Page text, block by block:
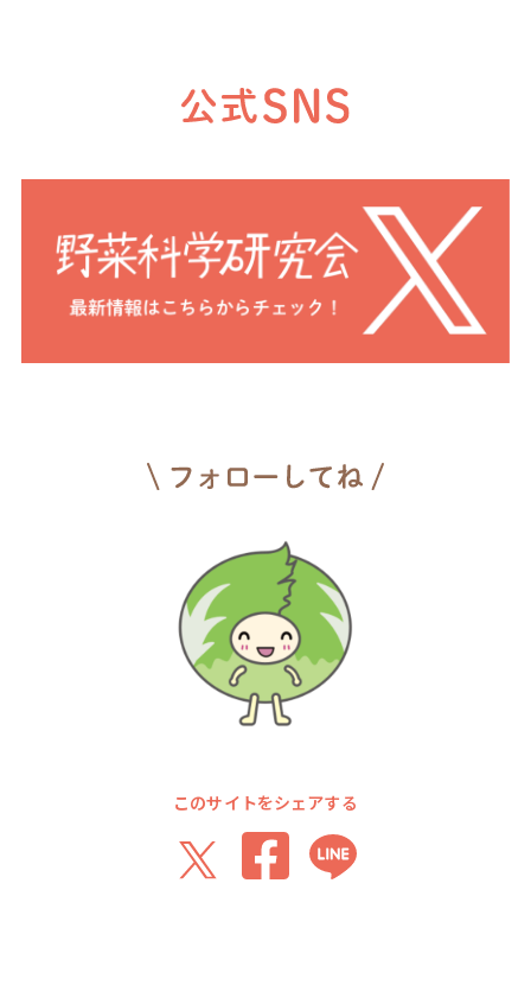
このサイトをシェアする